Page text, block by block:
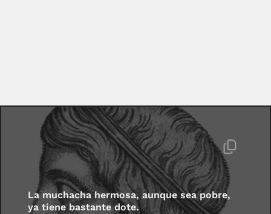
La muchacha hermosa, aunque sea pobre,
ya tiene bastante dote.